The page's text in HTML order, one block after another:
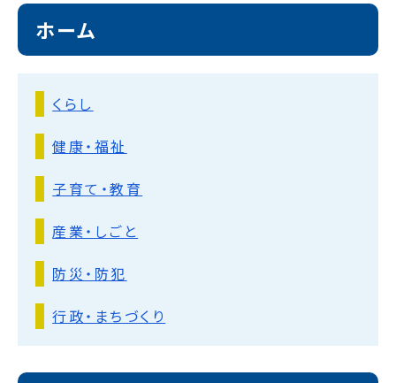
ホーム
くらし
健康・福祉
子育て・教育
産業・しごと
防災・防犯
行政・まちづくり